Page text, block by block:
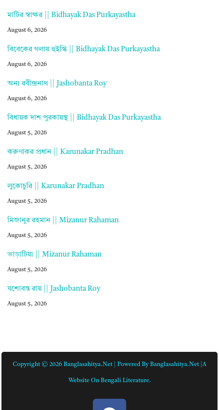
মাটির স্বাক্ষর || Bidhayak Das Purkayastha
August 6, 2026
বিবেকের গলায় হুইস্কি || Bidhayak Das Purkayastha
August 6, 2026
অন্য রবীন্দ্রনাথ || Jashobanta Roy
August 6, 2026
বিধায়ক দাশ পুরকায়স্থ || Bidhayak Das Purkayastha
August 5, 2026
করুণাকর প্রধান || Karunakar Pradhan
August 5, 2026
লুকোচুরি || Karunakar Pradhan
August 5, 2026
মিজানুর রহমান || Mizanur Rahaman
August 5, 2026
ভাড়াটিয়া || Mizanur Rahaman
August 5, 2026
যশোবন্ত রায় || Jashobanta Roy
August 5, 2026
Copyright © 2026 Banglasahitya.net | Powered By Banglasahitya.net |A
Website On Bengali Literature.